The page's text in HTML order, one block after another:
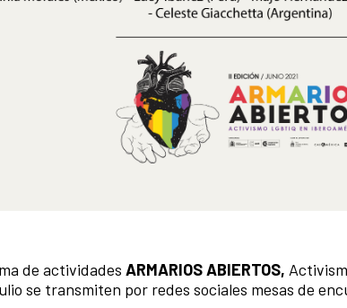
de actividades ARMARIOS ABIERTOS,
se transmiten por redes sociales mesas de